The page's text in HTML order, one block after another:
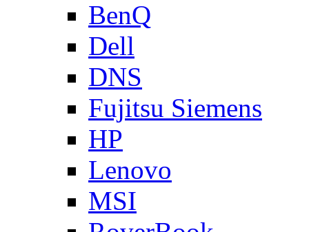
BenQ
Dell
DNS
Fujitsu Siemens
HP
Lenovo
MSI